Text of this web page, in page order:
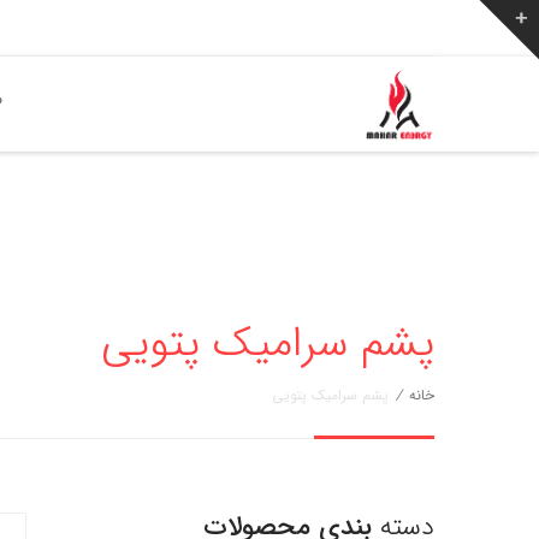
پشم سرامیک پتویی
خانه / پشم سرامیک پتویی
دسته بندی محصولات